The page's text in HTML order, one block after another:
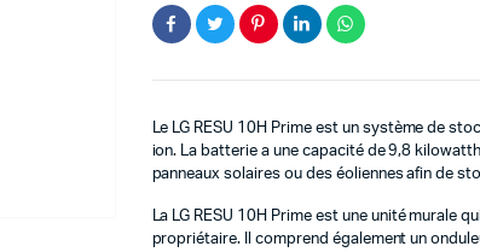
quantité
Le LG RESU 10H Prime est un système de
ion. La batterie a une capacité de 9,8
panneaux solaires ou des éoliennes afin de
La LG RESU 10H Prime est une unité murale
propriétaire. Il comprend également un